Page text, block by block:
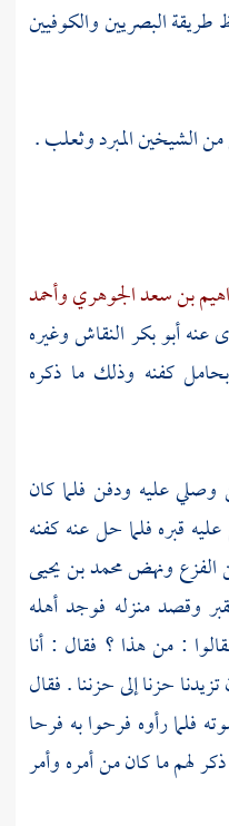
البصريين والكوفيين
الشيخينالمبردوثعلب .
بن سعد الجوهريوأحمد
عنهأبو بكر النقاشوغيره
كفنه وذلك ما ذكره
عليه ودفن فلما كان
قبره فلما حل عنه كفنه
الفزع ونهضمحمد بن يحيى
وقصد منزله فوجد أهله
: من هذا ؟ فقال : أنا
حزنا إلى حزننا . فقال
فلما رأوه فرحوا به فرحا
لهم ما كان من أمره وأمر